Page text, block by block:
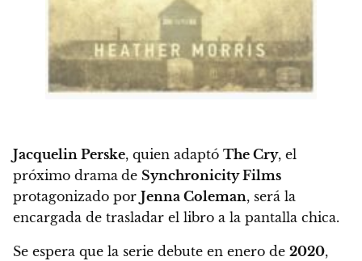
Jacquelin Perske, quien adaptó The Cry, el
próximo drama de Synchronicity Films
protagonizado por Jenna Coleman, será la
encargada de trasladar el libro a la pantalla chica.
Se espera que la serie debute en enero de 2020,